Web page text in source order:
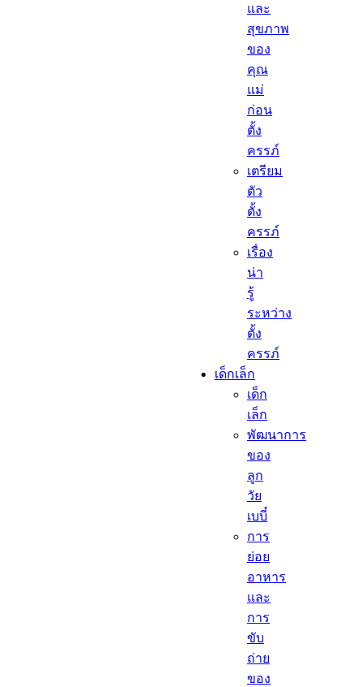
และ
สุขภาพ
ของ
คุณ
แม่
ก่อน
ตั้ง
ครรภ์
เตรียม
ตัว
ตั้ง
ครรภ์
เรื่อง
น่า
รู้
ระหว่าง
ตั้ง
ครรภ์
เด็กเล็ก​
เด็ก
เล็ก​
พัฒนาการ
ของ
ลูก
วัย
เบบี๋
การ
ย่อย
อาหาร
และ
การ
ขับ
ถ่าย
ของ